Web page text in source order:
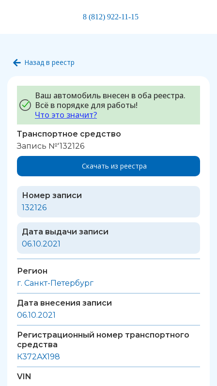
8 (812) 922-11-15
Назад в реестр
Ваш автомобиль внесен в оба реестра.
Всё в порядке для работы!
Что это значит?
Транспортное средство
Запись №'132126
Скачать из реестра
Номер записи
132126
Дата выдачи записи
06.10.2021
Регион
г. Санкт-Петербург
Дата внесения записи
06.10.2021
Регистрационный номер транспортного
средства
К372АХ198
VIN